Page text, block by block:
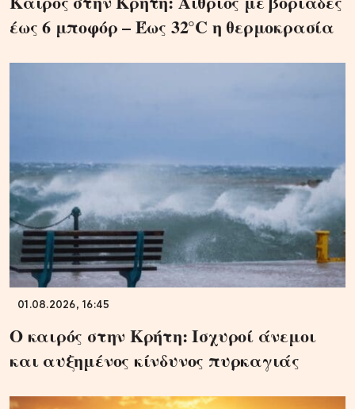
έως 6 μποφόρ – Έως 32°C η θερμοκρασία
01.08.2026, 16:45
Ο καιρός στην Κρήτη: Ισχυροί άνεμοι
και αυξημένος κίνδυνος πυρκαγιάς